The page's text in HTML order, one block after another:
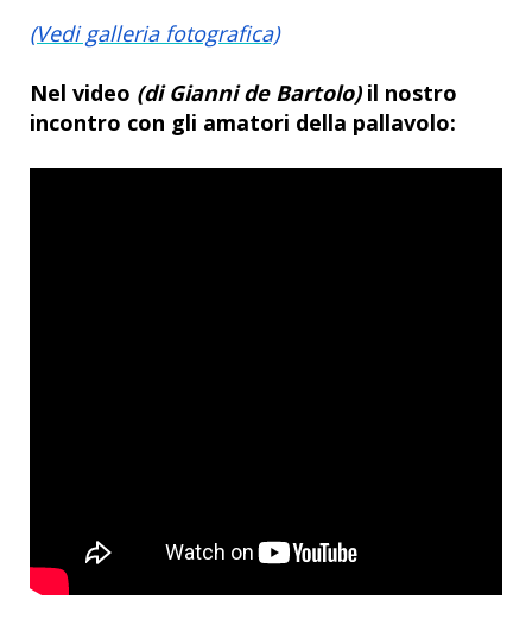
(Vedi galleria fotografica)
Nel video (di Gianni de Bartolo)il nostro
incontro con gli amatori della pallavolo: